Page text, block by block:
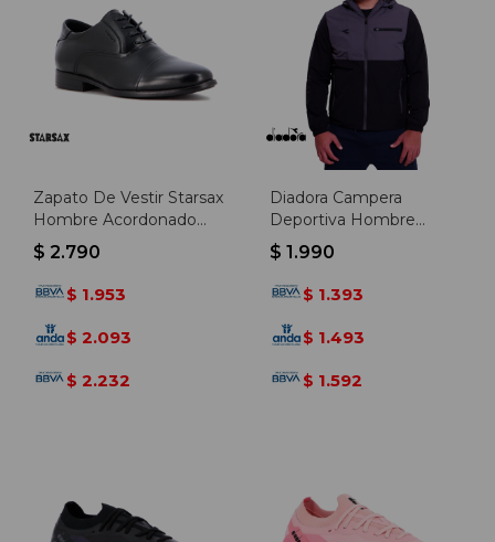
Zapato De Vestir Starsax
Hombre Acordonado
Negro - Negro
$ 2.790
$ 1.953
$ 2.093
$ 2.232
Diadora Campera
Deportiva Hombre
C/capucha - Gris-negro -
Gris-negro
$ 1.990
$ 1.393
$ 1.493
$ 1.592